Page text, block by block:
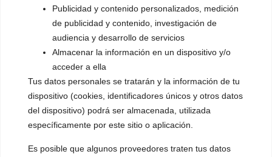
Publicidad y contenido personalizados, medición
de publicidad y contenido, investigación de
audiencia y desarrollo de servicios
Almacenar la información en un dispositivo y/o
acceder a ella
Tus datos personales se tratarán y la información de tu
dispositivo (cookies, identificadores únicos y otros datos
del dispositivo) podrá ser almacenada, utilizada
específicamente por este sitio o aplicación.
Es posible que algunos proveedores traten tus datos
▪️ Androginización de la voz
OTRAS SESIONES
▪️ Caracterización de la voz
▪️ Voz virilizada por esteroides
▪️ Modificación del acento
🟥 CIRUGÍA: Glotoplastia